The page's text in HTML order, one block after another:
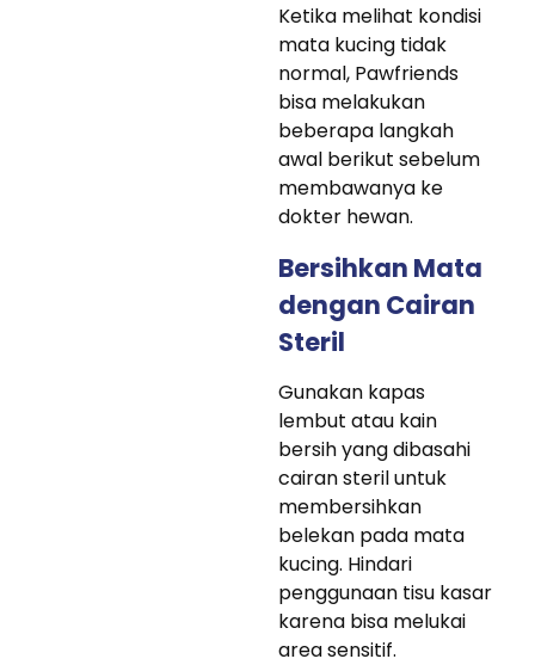
Ketika melihat kondisi
mata kucing tidak
normal, Pawfriends
bisa melakukan
beberapa langkah
awal berikut sebelum
membawanya ke
dokter hewan.
Bersihkan Mata
dengan Cairan
Steril
Gunakan kapas
lembut atau kain
bersih yang dibasahi
cairan steril untuk
membersihkan
belekan pada mata
kucing. Hindari
penggunaan tisu kasar
karena bisa melukai
area sensitif.